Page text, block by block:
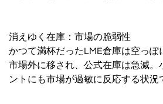
消えゆく在庫：市場の脆弱性
かつて満杯だったLME倉庫は空っぽ
市場外に移され、公式在庫は急減。
ントにも市場が過敏に反応する状況